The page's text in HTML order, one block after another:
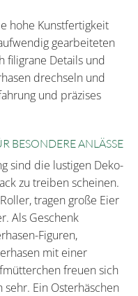
hohe Kunstfertigkeit
gearbeiteten
filigrane Details und
drechseln und
und präzises
BESONDERE ANLÄSSE
sind die lustigen Deko-
zu treiben scheinen.
tragen große Eier
Als Geschenk
Figuren,
mit einer
freuen sich
Ein Osterhäschen